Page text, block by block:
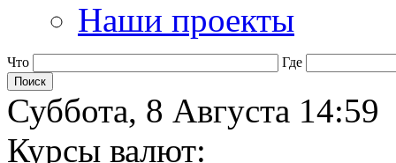
Наши проекты
Что Где
Суббота, 8 Августа 14:59
Курсы валют: